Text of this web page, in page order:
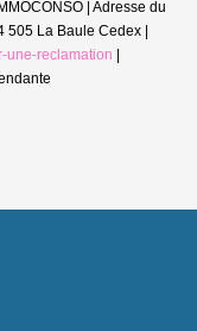
| Adresse du
505 La Baule Cedex |
une-reclamation |